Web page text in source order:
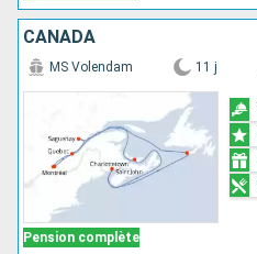
CANADA
Pension complète
MS Volendam 11 j